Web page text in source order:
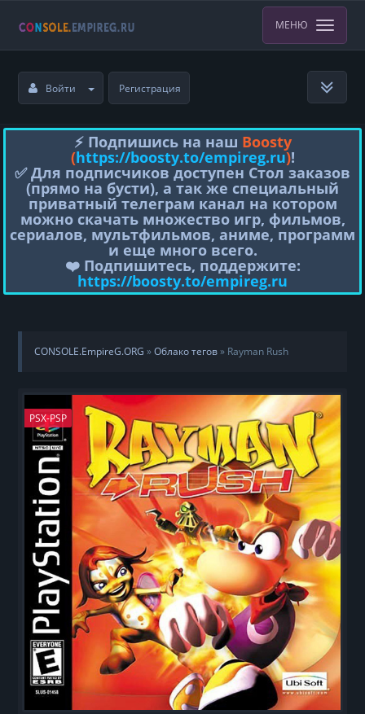
МЕНЮ
Войти Регистрация
⚡️ Подпишись на наш Boosty
(https://boosty.to/empireg.ru)!
✅ Для подписчиков доступен Стол заказов
(прямо на бусти), а так же специальный
приватный телеграм канал на котором
можно скачать множество игр, фильмов,
сериалов, мультфильмов, аниме, программ
и еще много всего.
❤️ Подпишитесь, поддержите:
https://boosty.to/empireg.ru
CONSOLE.EmpireG.ORG »Облако тегов» Rayman Rush
PSX-PSP